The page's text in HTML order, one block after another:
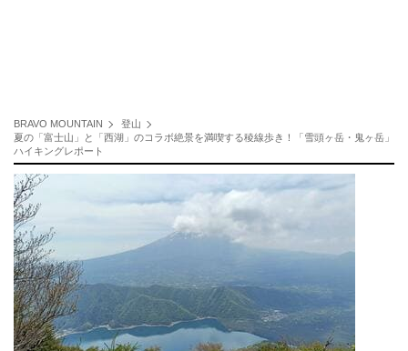
BRAVO MOUNTAIN
登山
夏の「富士山」と「西湖」のコラボ絶景を満喫する稜線歩き！「雪頭ヶ岳・鬼ヶ岳」
ハイキングレポート